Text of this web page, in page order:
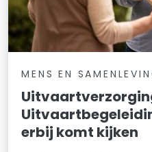
MENS EN
erbij komt kijken